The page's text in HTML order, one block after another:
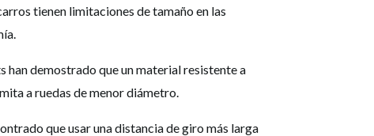
tienen limitaciones de tamaño en las
han demostrado que un material resistente a
a ruedas de menor diámetro.
que usar una distancia de giro más larga